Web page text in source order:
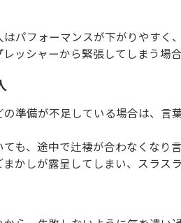
パフォーマンスが下がりやすく
ッシャーから緊張してしまう場合
準備が不足している場合は、言
も、途中で辻褄が合わなくなり
かしが露呈してしまい、スラス